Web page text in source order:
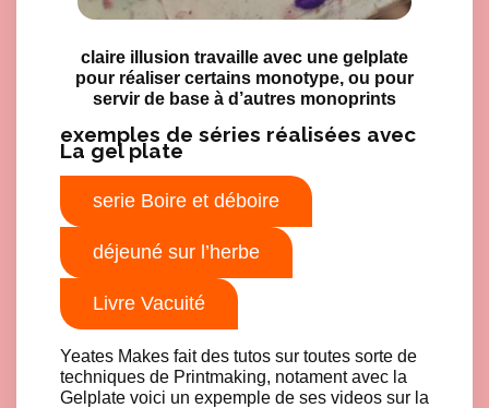
claire illusion travaille avec une gelplate
pour réaliser certains monotype, ou pour
servir de base à d’autres monoprints
exemples de séries réalisées avec
La gel plate
serie Boire et déboire
déjeuné sur l’herbe
Livre Vacuité
Yeates Makes fait des tutos sur toutes sorte de
techniques de Printmaking, notament avec la
Gelplate voici un expemple de ses videos sur la